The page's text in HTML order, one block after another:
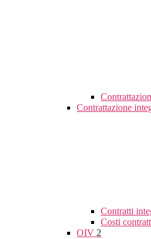
Contrattazione
Contratti
Costi
OIV 2